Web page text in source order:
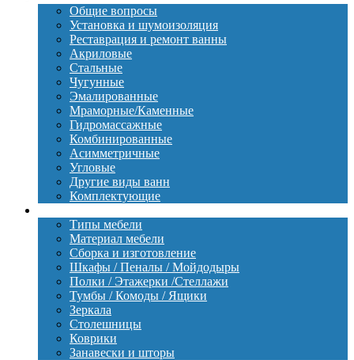
Общие вопросы
Установка и шумоизоляция
Реставрация и ремонт ванны
Акриловые
Стальные
Чугунные
Эмалированные
Мраморные/Каменные
Гидромассажные
Комбинированные
Асимметричные
Угловые
Другие виды ванн
Комплектующие
Типы мебели
Материал мебели
Сборка и изготовление
Шкафы / Пеналы / Мойдодыры
Полки / Этажерки /Стеллажи
Тумбы / Комоды / Ящики
Зеркала
Столешницы
Коврики
Занавески и шторы